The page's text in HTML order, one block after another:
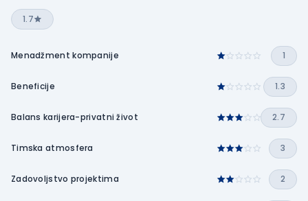
1.7
Menadžment kompanije 1
Beneficije 1.3
Balans karijera-privatni život 2.7
Timska atmosfera 3
Zadovoljstvo projektima 2